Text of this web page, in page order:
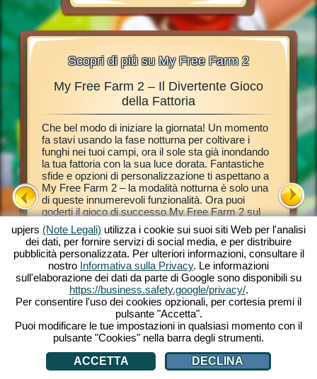
Scopri di più su My Free Farm 2
fare il
alla
My Free Farm 2 – Il Divertente Gioco
della Fattoria
Che bel modo di iniziare la giornata! Un momento
fa stavi usando la fase notturna per coltivare i
funghi nei tuoi campi, ora il sole sta già inondando
la tua fattoria con la sua luce dorata. Fantastiche
sfide e opzioni di personalizzazione ti aspettano a
My Free Farm 2 – la modalità notturna è solo una
di queste innumerevoli funzionalità. Ora puoi
goderti il gioco di successo My Free Farm 2 sul
tuo PC. La versione gioco per browser offre lo
stesso divertimento dello straordinario gioco che
conosci e ami. Tieni gli animali, coltiva i tuoi campi,
immagazzina il raccolto e prepara gustosi prodotti
per i tuoi clienti. Iscriviti grati subito e inizia a
giocare!
Questo
dei tuoi
e
con
Amy la
Espandi
prodotti
upjers (Note Legali) utilizza i cookie sui suoi siti Web per l'analisi
dei dati, per fornire servizi di social media, e per distribuire
pubblicità personalizzata. Per ulteriori informazioni, consultare il
nostro Informativa sulla Privacy. Le informazioni
sull'elaborazione dei dati da parte di Google sono disponibili su
https://business.safety.google/privacy/.
Per consentire l'uso dei cookies opzionali, per cortesia premi il
pulsante "Accetta".
Puoi modificare le tue impostazioni in qualsiasi momento con il
pulsante "Cookies" nella barra degli strumenti.
ACCETTA
DECLINA